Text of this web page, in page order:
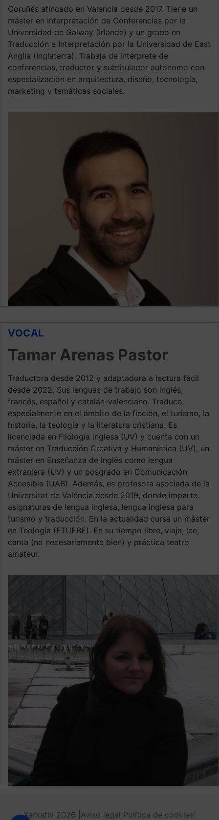
Coruñés afincado en Valencia desde 2017. Tiene un
máster en Interpretación de Conferencias por la
Universidad de Galway (Irlanda) y un grado en
Traducción e Interpretación por la Universidad de East
Anglia (Inglaterra). Trabaja de intérprete de
conferencias, traductor y subtitulador autónomo con
especialización en arquitectura, diseño, tecnología,
marketing y temáticas sociales.
VOCAL
Tamar Arenas Pastor
Traductora desde 2012 y adaptadora a lectura fácil
desde 2022. Sus lenguas de trabajo son inglés,
francés, español y catalán-valenciano. Traduce
especialmente en el ámbito de la ficción, el turismo, la
historia, la teología y la literatura cristiana. Es
licenciada en Filología inglesa (UV) y cuenta con un
máster en Traducción Creativa y Humanística (UV), un
máster en Enseñanza de inglés como lengua
extranjera (UV) y un posgrado en Comunicación
Accesible (UAB). Además, es profesora asociada de la
Universitat de València desde 2019, donde imparte
asignaturas de lengua inglesa, lengua inglesa para
turismo y traducción. En la actualidad cursa un máster
en Teología (FTUEBE). En su tiempo libre, viaja, lee,
canta (no necesariamente bien) y práctica teatro
amateur.
Xarxativ 2026 | Aviso legal Política de cookies